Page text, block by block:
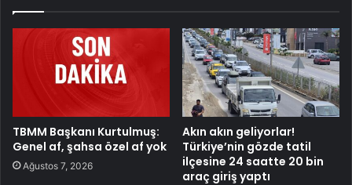
TBMM Başkanı Kurtulmuş:
Genel af, şahsa özel af yok
Ağustos 7, 2026
Akın akın geliyorlar!
Türkiye’nin gözde tatil
ilçesine 24 saatte 20 bin
araç giriş yaptı